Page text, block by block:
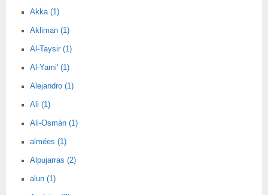
Akka (1)
Akliman (1)
Al-Taysir (1)
Al-Yami' (1)
Alejandro (1)
Ali (1)
Ali-Osmán (1)
almées (1)
Alpujarras (2)
alun (1)